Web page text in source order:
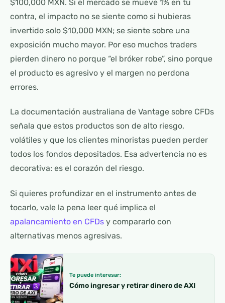
$100,000 MXN. Si el mercado se mueve 1% en tu
contra, el impacto no se siente como si hubieras
invertido solo $10,000 MXN; se siente sobre una
exposición mucho mayor. Por eso muchos traders
pierden dinero no porque “el bróker robe”, sino porque
el producto es agresivo y el margen no perdona
errores.
La documentación australiana de Vantage sobre CFDs
señala que estos productos son de alto riesgo,
volátiles y que los clientes minoristas pueden perder
todos los fondos depositados. Esa advertencia no es
decorativa: es el corazón del riesgo.
Si quieres profundizar en el instrumento antes de
tocarlo, vale la pena leer qué implica el
apalancamiento en CFDs y compararlo con
alternativas menos agresivas.
Te puede interesar:
Cómo ingresar y retirar dinero de AXI